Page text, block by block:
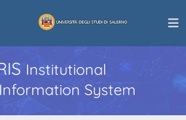
Institutional
System